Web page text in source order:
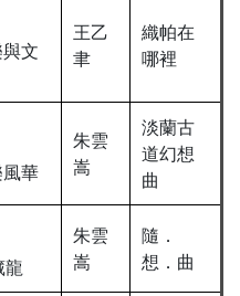
文
王乙
聿
織帕在
哪裡
華
朱雲
嵩
淡蘭古
道幻想
曲
龍
朱雲
嵩
隨．
想．曲